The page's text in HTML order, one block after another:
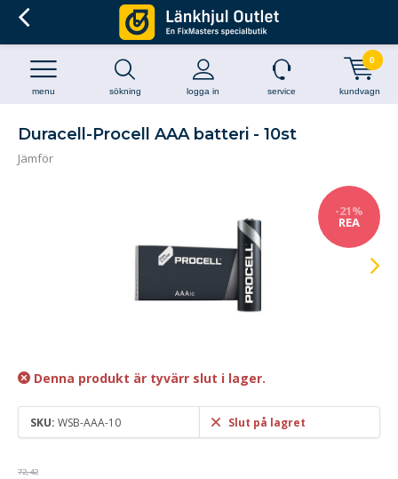
sökning logga in
menu service kundvagn
0
Duracell-Procell AAA batteri - 10st
Jämför
-21%
REA
Denna produkt är tyvärr slut i lager.
SKU: WSB-AAA-10 Slut på lagret
72,42